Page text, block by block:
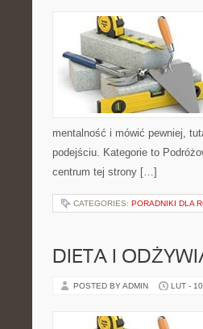
mentalność i mówić pewniej,
podejściu. Kategorie to
centrum tej strony […]
CATEGORIES: PORADNIKI DLA
DIETA I
POSTED BY ADMIN LUT -